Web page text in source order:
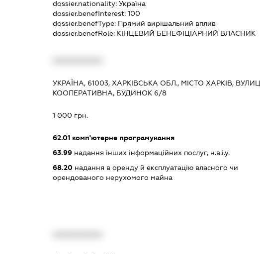
dossier.nationality: Україна
dossier.benefInterest: 100
dossier.benefType: Прямий вирішальний вплив
dossier.benefRole: КІНЦЕВИЙ БЕНЕФІЦІАРНИЙ ВЛАСНИК
УКРАЇНА, 61003, ХАРКІВСЬКА ОБЛ., МІСТО ХАРКІВ,
КООПЕРАТИВНА, БУДИНОК 6/8
1 000 грн.
62.01комп'ютерне програмування
63.99надання інших інформаційних послуг, н.в.і.у.
68.20надання в оренду й експлуатацію власного чи
орендованого нерухомого майна